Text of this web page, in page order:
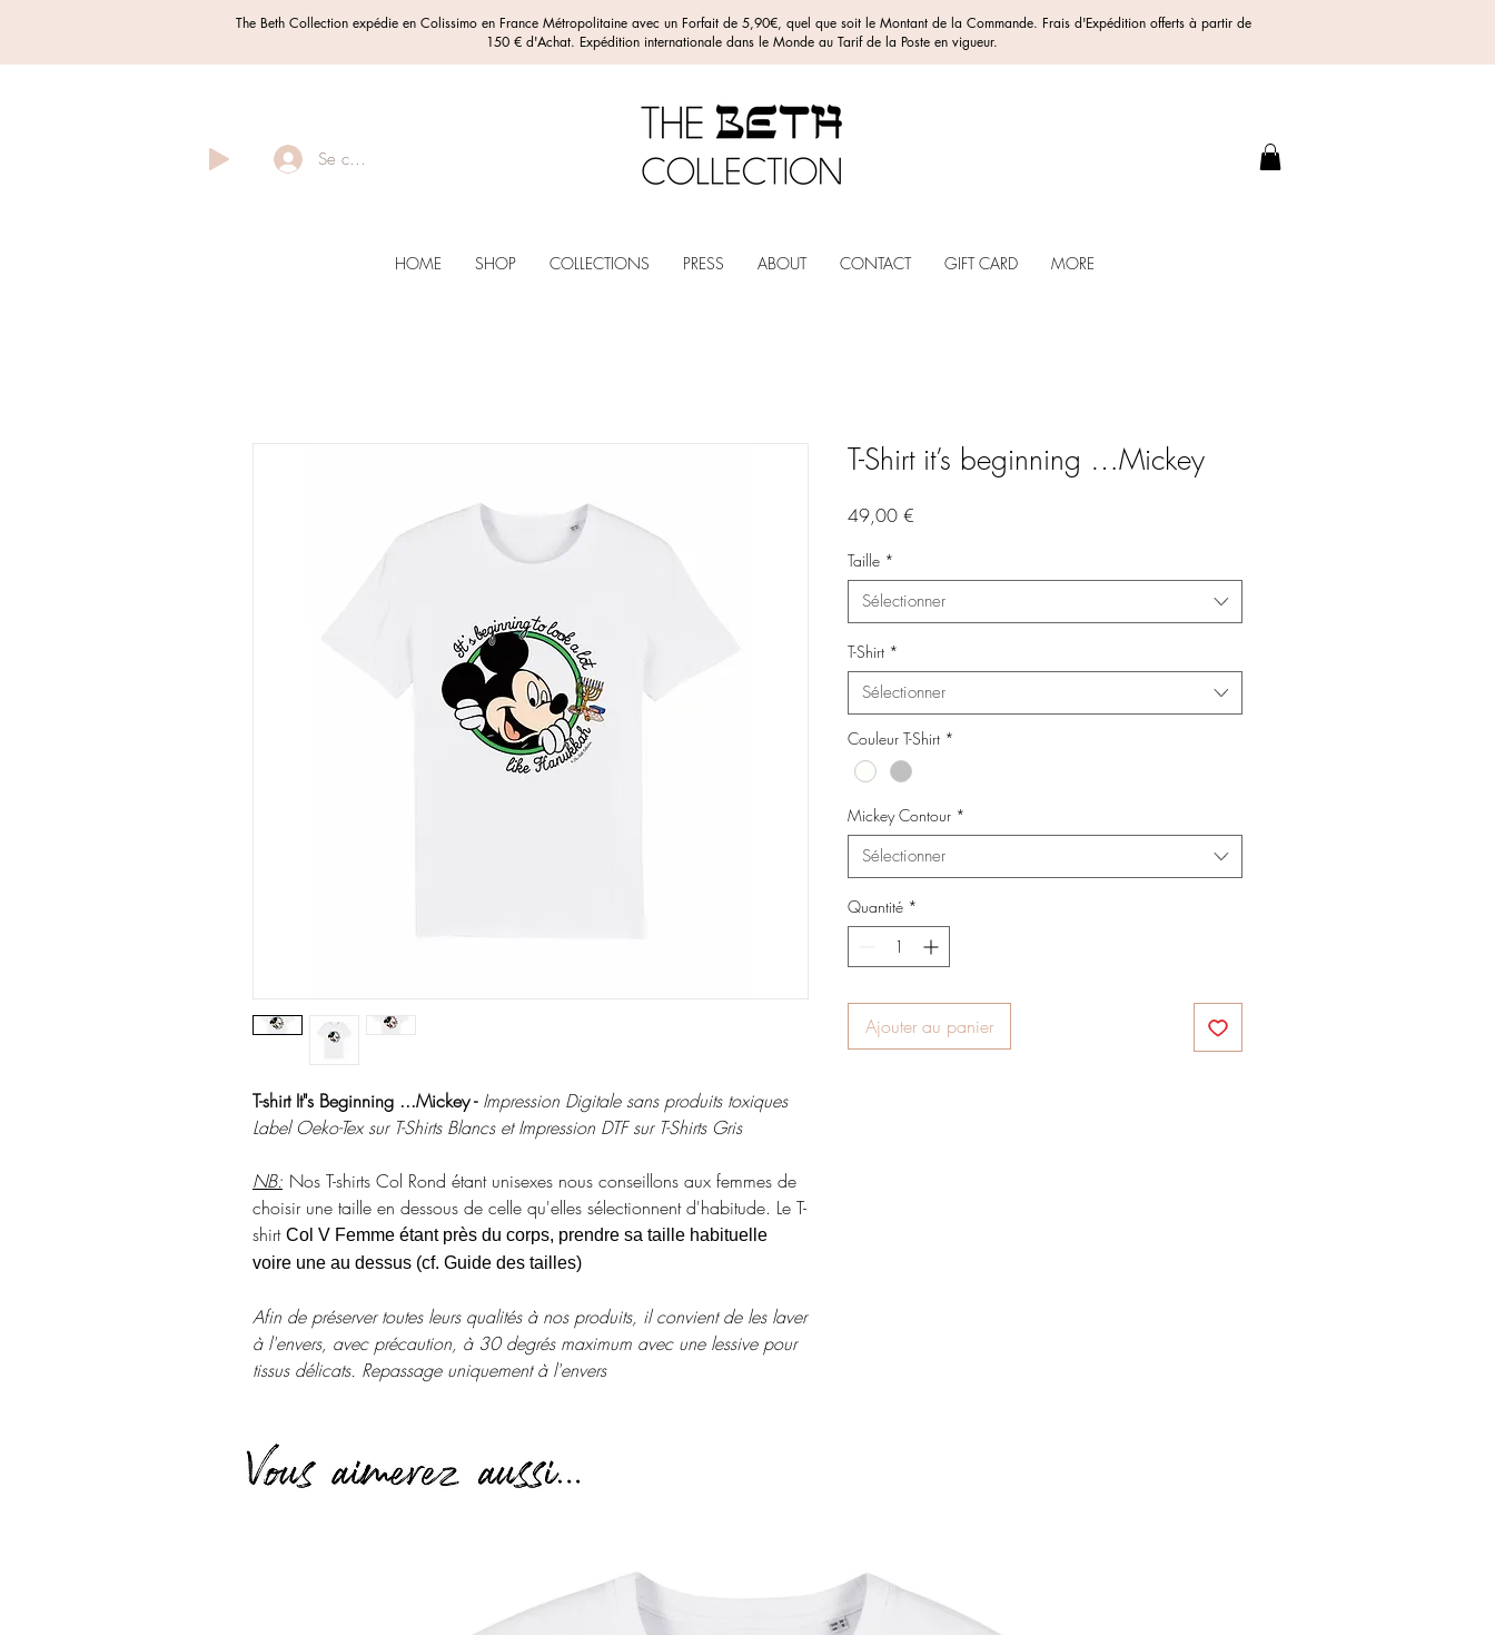
The Beth Collection expédie en Colissimo en France Métropolitaine avec un Forfait de 5,90€, quel que soit le Montant de la Commande. Frais d'Expédition offerts à partir de
150 € d'Achat. Expédition internationale dans le Monde au Tarif de la Poste en vigueur.
Se connecter
HOME SHOP COLLECTIONS PRESS ABOUT CONTACT GIFT CARD MORE
T-shirt It"s Beginning ...Mickey - Impression Digitale sans produits toxiques
Label Oeko-Tex sur T-Shirts Blancs et Impression DTF sur T-Shirts Gris
NB: Nos T-shirts Col Rond étant unisexes nous conseillons aux femmes de
choisir une taille en dessous de celle qu'elles sélectionnent d'habitude. Le T-
shirt Col V Femme étant près du corps, prendre sa taille habituelle
voire une au dessus (cf. Guide des tailles)
Afin de préserver toutes leurs qualités à nos produits, il convient de les laver
à l'envers, avec précaution, à 30 degrés maximum avec une lessive pour
tissus délicats. Repassage uniquement à l'envers
T-Shirt it’s beginning …Mickey
49,00 €
Taille *
Sélectionner
T-Shirt *
Sélectionner
Couleur T-Shirt *
Mickey Contour *
Sélectionner
Quantité *
Ajouter au panier